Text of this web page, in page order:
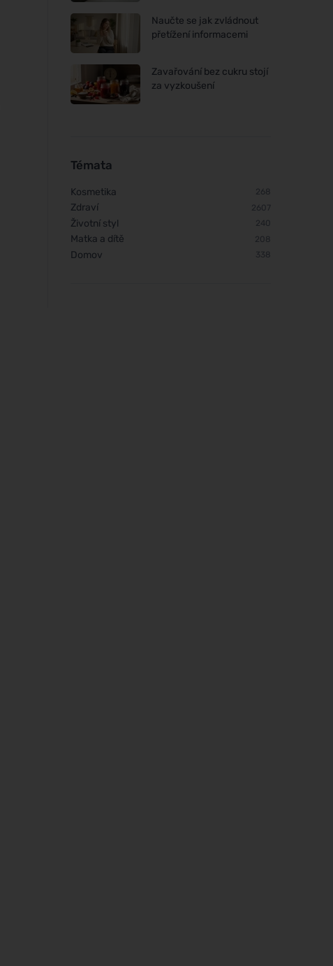
Naučte se jak zvládnout
přetížení informacemi
Zavařování bez cukru stojí
za vyzkoušení
Témata
Kosmetika 268
Zdraví 2607
Životní styl 240
Matka a dítě 208
Domov 338